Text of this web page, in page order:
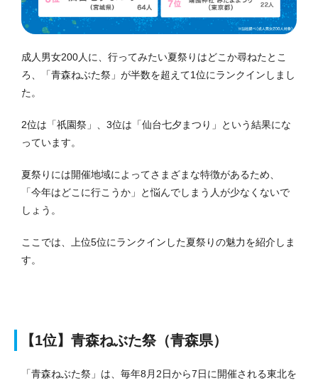
成人男女200人に、行ってみたい夏祭りはどこか尋ねたとこ
ろ、「青森ねぶた祭」が半数を超えて1位にランクインしまし
た。
2位は「祇園祭」、3位は「仙台七夕まつり」という結果にな
っています。
夏祭りには開催地域によってさまざまな特徴があるため、
「今年はどこに行こうか」と悩んでしまう人が少なくないで
しょう。
ここでは、上位5位にランクインした夏祭りの魅力を紹介しま
す。
【1位】青森ねぶた祭（青森県）
「青森ねぶた祭」は、毎年8月2日から7日に開催される東北を